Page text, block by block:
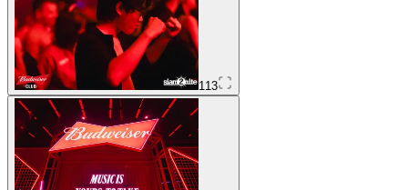
113